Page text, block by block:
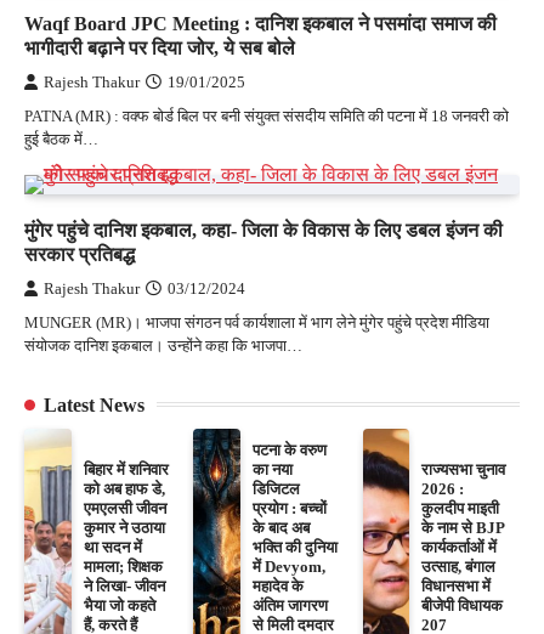
Waqf Board JPC Meeting : दानिश इकबाल ने पसमांदा समाज की
भागीदारी बढ़ाने पर दिया जोर, ये सब बोले
Rajesh Thakur 19/01/2025
PATNA (MR) : वक्फ बोर्ड बिल पर बनी संयुक्त संसदीय समिति की पटना में 18 जनवरी को
हुई बैठक में…
मुंगेर पहुंचे दानिश इकबाल, कहा- जिला के विकास के लिए डबल इंजन की
सरकार प्रतिबद्ध
Rajesh Thakur 03/12/2024
MUNGER (MR)। भाजपा संगठन पर्व कार्यशाला में भाग लेने मुंगेर पहुंचे प्रदेश मीडिया
संयोजक दानिश इकबाल। उन्होंने कहा कि भाजपा…
Latest News
बिहार में शनिवार
को अब हाफ डे,
एमएलसी जीवन
कुमार ने उठाया
था सदन में
मामला; शिक्षक
ने लिखा- जीवन
भैया जो कहते
हैं, करते हैं
पटना के वरुण
का नया
डिजिटल
प्रयोग : बच्चों
के बाद अब
भक्ति की दुनिया
में Devyom,
महादेव के
अंतिम जागरण
से मिली दमदार
राज्यसभा चुनाव
2026 :
कुलदीप माइती
के नाम से BJP
कार्यकर्ताओं में
उत्साह, बंगाल
विधानसभा में
बीजेपी विधायक
207